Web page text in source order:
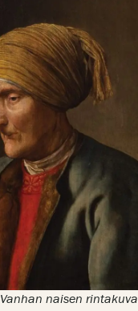
Vanhan naisen rintakuva